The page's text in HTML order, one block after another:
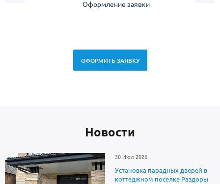
Оформление заявки
ОФОРМИТЬ ЗАЯВКУ
Новоcти
30 Июл 2026
Установка парадных дверей в
коттеджном поселке Раздоры